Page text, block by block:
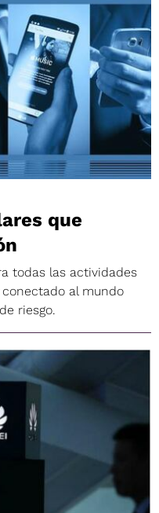
que
todas las actividades
al mundo
riesgo.